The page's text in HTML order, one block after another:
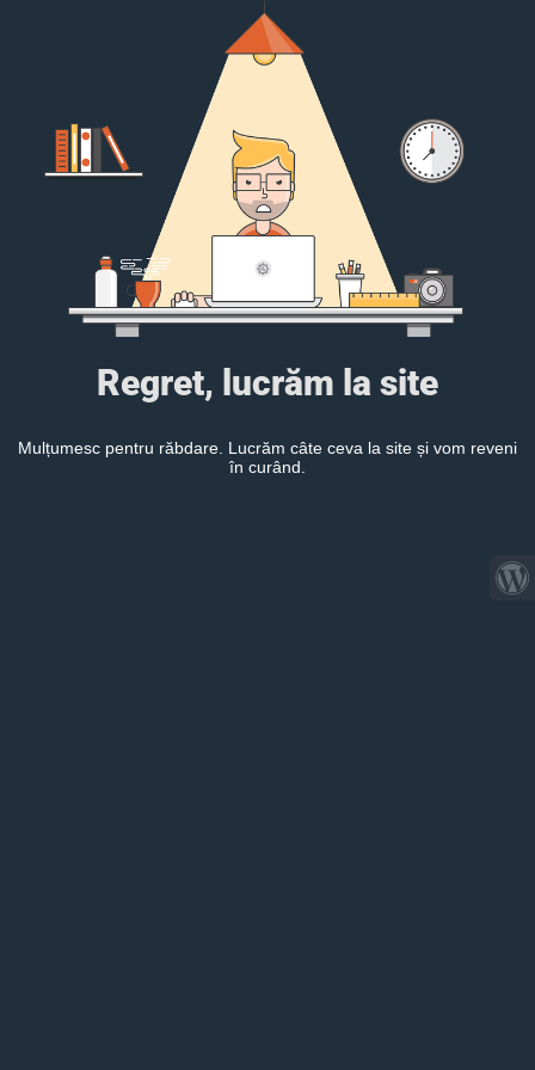
Regret, lucrăm la site
Mulțumesc pentru răbdare. Lucrăm câte ceva la site și vom reveni
în curând.